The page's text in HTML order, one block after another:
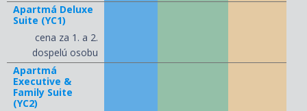
Apartmá Deluxe
Suite (YC1)
cena za 1. a 2.
dospelú osobu
Apartmá
Executive &
Family Suite
(YC2)